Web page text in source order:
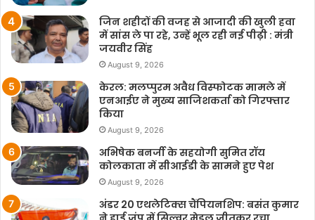
जिन शहीदों की वजह से आजादी की खुली हवा
में सांस ले पा रहे, उन्हें भूल रही नई पीढ़ी : मंत्री
जयवीर सिंह
August 9, 2026
केरल: मलप्पुरम अवैध विस्फोटक मामले में
एनआईए ने मुख्य साजिशकर्ता को गिरफ्तार
किया
August 9, 2026
अभिषेक बनर्जी के सहयोगी सुमित रॉय
कोलकाता में सीआईडी के सामने हुए पेश
August 9, 2026
अंडर 20 एथलेटिक्स चैंपियनशिप: बसंत कुमार